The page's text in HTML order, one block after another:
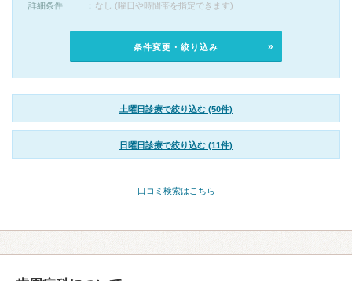
詳細条件
なし (曜日や時間帯を指定できます)
条件変更・絞り込み
土曜日診療で絞り込む (50件)
日曜日診療で絞り込む (11件)
口コミ検索はこちら